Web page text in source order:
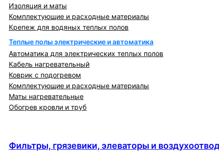
Изоляция и маты
Комплектующие и расходные материалы
Крепеж для водяных теплых полов
Теплые полы электрические и автоматика
Автоматика для электрических теплых полов
Кабель нагревательный
Коврик с подогревом
Комплектующие и расходные материалы
Маты нагревательные
Обогрев кровли и труб
Фильтры, грязевики, элеваторы и